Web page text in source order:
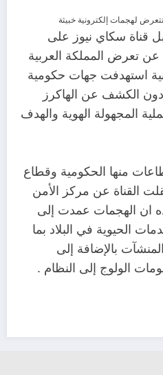
قناة سكاي نيوز على
عن تعرض المملكة العربية
استهدفت جهات حكومية
الكشف عن الهاكرز
المجهولة الهوية والهدف
منها الحكومية وقطاع
القناة عن مركز الأمن
ان الهجمات عمدت إلى
الحيوية في البلاد بما
بالإضافة إلى
الولوج إلى النظام .